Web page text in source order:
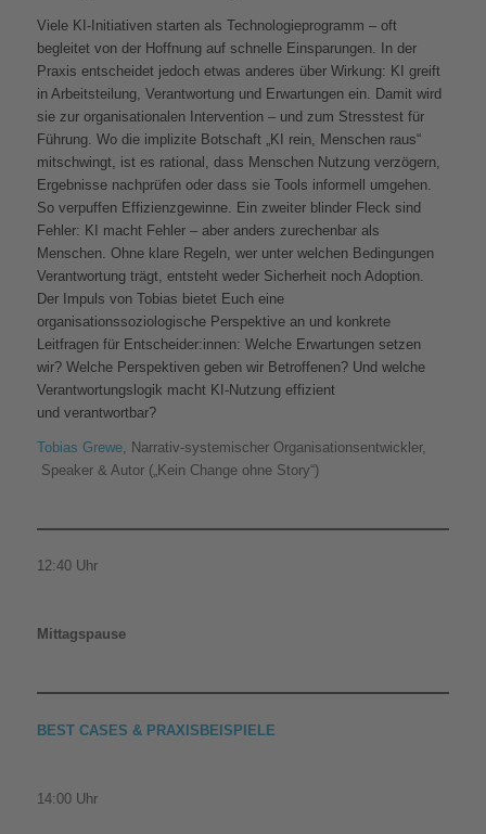
Viele KI-Initiativen starten als Technologieprogramm – oft
begleitet von der Hoffnung auf schnelle Einsparungen. In der
Praxis entscheidet jedoch etwas anderes über Wirkung: KI greift
in Arbeitsteilung, Verantwortung und Erwartungen ein. Damit wird
sie zur organisationalen Intervention – und zum Stresstest für
Führung. Wo die implizite Botschaft „KI rein, Menschen raus“
mitschwingt, ist es rational, dass Menschen Nutzung verzögern,
Ergebnisse nachprüfen oder dass sie Tools informell umgehen.
So verpuffen Effizienzgewinne. Ein zweiter blinder Fleck sind
Fehler: KI macht Fehler – aber anders zurechenbar als
Menschen. Ohne klare Regeln, wer unter welchen Bedingungen
Verantwortung trägt, entsteht weder Sicherheit noch Adoption.
Der Impuls von Tobias bietet Euch eine
organisationssoziologische Perspektive an und konkrete
Leitfragen für Entscheider:innen: Welche Erwartungen setzen
wir? Welche Perspektiven geben wir Betroffenen? Und welche
Verantwortungslogik macht KI-Nutzung effizient
und verantwortbar?
Tobias Grewe, Narrativ-systemischer Organisationsentwickler,
Speaker & Autor („Kein Change ohne Story“)
12:40 Uhr
Mittagspause
BEST CASES & PRAXISBEISPIELE
14:00 Uhr